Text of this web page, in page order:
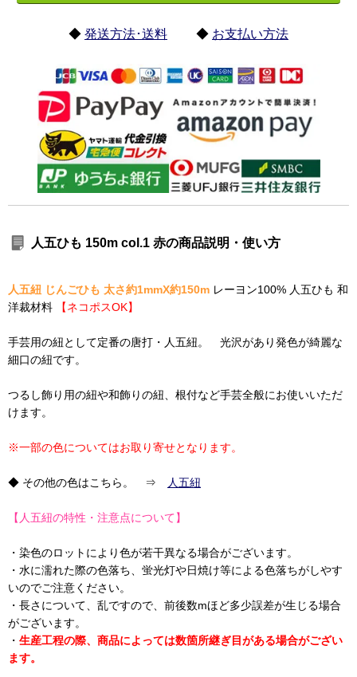
◆ 発送方法･送料 ◆ お支払い方法
人五ひも 150m col.1 赤の商品説明・使い方
人五紐 じんごひも 太さ約1mmX約150m レーヨン100% 人五ひも 和
洋裁材料
【ネコポスOK】
手芸用の紐として定番の唐打・人五紐。 光沢があり発色が綺麗な
細口の紐です。
つるし飾り用の紐や和飾りの紐、根付など手芸全般にお使いいただ
けます。
※一部の色についてはお取り寄せとなります。
◆ その他の色はこちら。 ⇒ 人五紐
【人五紐の特性・注意点について】
・染色のロットにより色が若干異なる場合がございます。
・水に濡れた際の色落ち、蛍光灯や日焼け等による色落ちがしやす
いのでご注意ください。
・長さについて、乱ですので、前後数mほど多少誤差が生じる場合
がございます。
・ 生産工程の際、商品によっては数箇所継ぎ目がある場合がござい
ます。